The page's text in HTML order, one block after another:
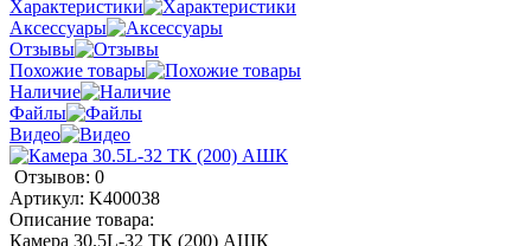
Характеристики
Аксессуары
Отзывы
Похожие товары
Наличие
Файлы
Видео
Отзывов: 0
Артикул: K400038
Описание товара:
Камера 30.5L-32 ТК (200) АШК